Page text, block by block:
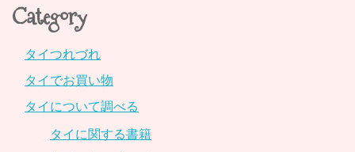
Category
タイつれづれ
タイでお買い物
タイについて調べる
タイに関する書籍